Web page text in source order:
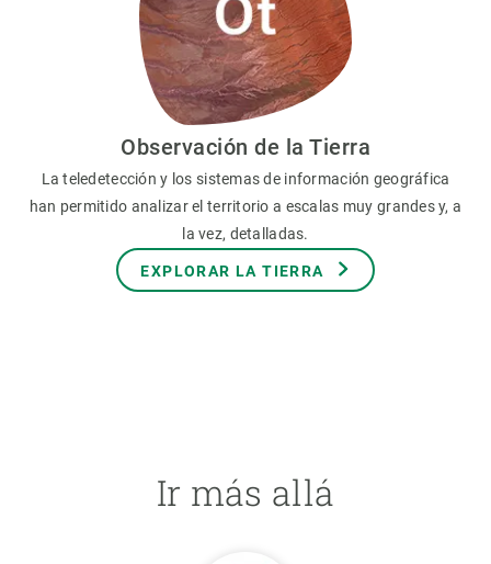
Observación de la Tierra
La teledetección y los sistemas de información geográfica
han permitido analizar el territorio a escalas muy grandes y, a
la vez, detalladas.
EXPLORAR LA TIERRA
Ir más allá